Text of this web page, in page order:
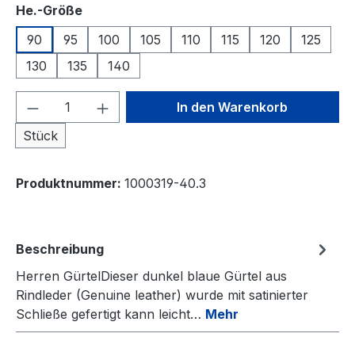
He.-Größeauswählen
90
95 100 105 110 115 120
125
130
135 140
Produkt Anzahl: Gib den
Stück
In den Warenkorb
Produktnummer: 1000319-40.3
Beschreibung
Herren GürtelDieser dunkel blaue Gürtel aus
Rindleder (Genuine leather) wurde mit satinierter
Schließe gefertigt kann leicht… Mehr